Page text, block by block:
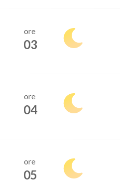
ore
03
ore
04
ore
05